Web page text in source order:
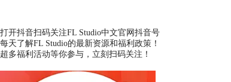
打开抖音扫码关注FL Studio中文官网抖音号
每天了解FL Studio的最新资源和福利政策！
超多福利活动等你参与，立刻扫码关注！